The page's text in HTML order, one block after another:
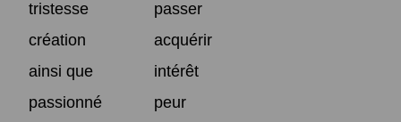
tristesse
passer
création
acquérir
ainsi que
intérêt
passionné
peur